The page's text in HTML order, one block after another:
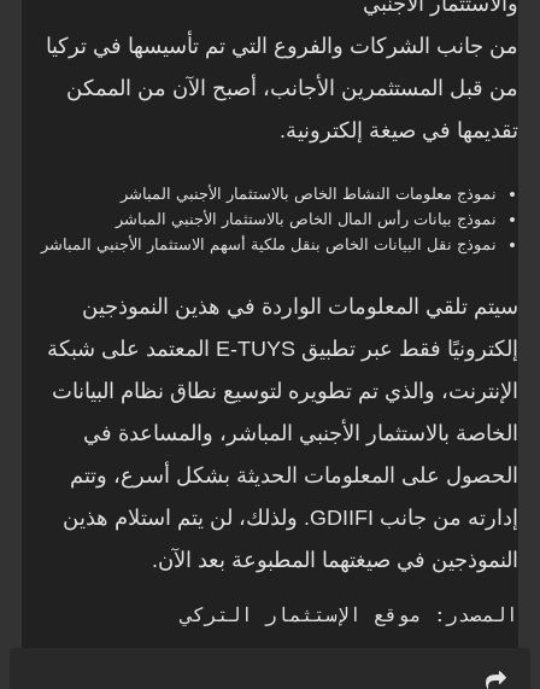
من جانب الشركات والفروع التي تم تأسيسها في تركيا
من قبل المستثمرين الأجانب، أصبح الآن من الممكن
تقديمها في صيغة إلكترونية.
نموذج معلومات النشاط الخاص بالاستثمار الأجنبي المباشر
نموذج بيانات رأس المال الخاص بالاستثمار الأجنبي المباشر
نموذج نقل البيانات الخاص بنقل ملكية أسهم الاستثمار الأجنبي المباشر
سيتم تلقي المعلومات الواردة في هذين النموذجين
إلكترونيًا فقط عبر تطبيق E-TUYS المعتمد على شبكة
الإنترنت، والذي تم تطويره لتوسيع نطاق نظام البيانات
الخاصة بالاستثمار الأجنبي المباشر، والمساعدة في
الحصول على المعلومات الحديثة بشكل أسرع، وتتم
إدارته من جانب GDIIFI. ولذلك، لن يتم استلام هذين
النموذجين في صيغتهما المطبوعة بعد الآن.
المصدر: موقع الإستثمار التركي